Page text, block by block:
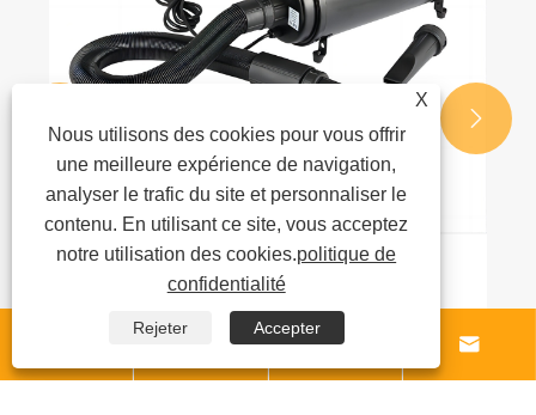

 
X
Nous utilisons des cookies pour vous offrir
une meilleure expérience de navigation,
analyser le trafic du site et personnaliser le
contenu. En utilisant ce site, vous acceptez
notre utilisation des cookies.politique de
confidentialité
Rejeter Accepter